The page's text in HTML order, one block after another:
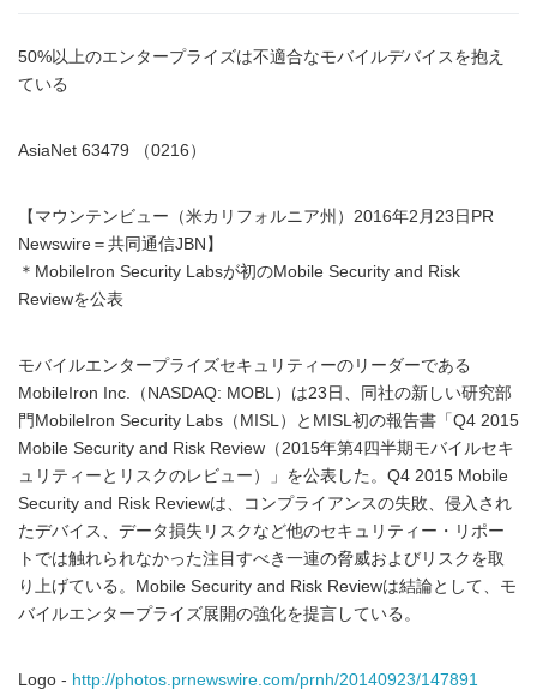
50%以上のエンタープライズは不適合なモバイルデバイスを抱え
ている
AsiaNet 63479 （0216）
【マウンテンビュー（米カリフォルニア州）2016年2月23日PR
Newswire＝共同通信JBN】
＊MobileIron Security Labsが初のMobile Security and Risk
Reviewを公表
モバイルエンタープライズセキュリティーのリーダーである
MobileIron Inc.（NASDAQ: MOBL）は23日、同社の新しい研究部
門MobileIron Security Labs（MISL）とMISL初の報告書「Q4 2015
Mobile Security and Risk Review（2015年第4四半期モバイルセキ
ュリティーとリスクのレビュー）」を公表した。Q4 2015 Mobile
Security and Risk Reviewは、コンプライアンスの失敗、侵入され
たデバイス、データ損失リスクなど他のセキュリティー・リポー
トでは触れられなかった注目すべき一連の脅威およびリスクを取
り上げている。Mobile Security and Risk Reviewは結論として、モ
バイルエンタープライズ展開の強化を提言している。
Logo - http://photos.prnewswire.com/prnh/20140923/147891